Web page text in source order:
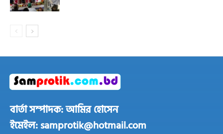
বার্তা সম্পাদক: আমির হোসেন
ইমেইল: samprotik@hotmail.com